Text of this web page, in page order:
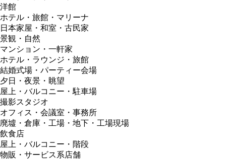
洋館
ホテル・旅館・マリーナ
日本家屋・和室・古民家
景観・自然
マンション・一軒家
ホテル・ラウンジ・旅館
結婚式場・パーティー会場
夕日・夜景・眺望
屋上・バルコニー・駐車場
撮影スタジオ
オフィス・会議室・事務所
廃墟・倉庫・工場・地下・工場現場
飲食店
屋上・バルコニー・階段
物販・サービス系店舗